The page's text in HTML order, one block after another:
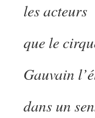
les acteurs
que le
Gauvain
dans un